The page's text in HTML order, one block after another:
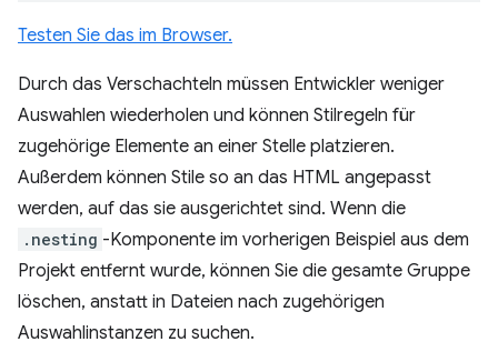
Testen Sie das im Browser.
Durch das Verschachteln müssen Entwickler weniger
Auswahlen wiederholen und können Stilregeln für
zugehörige Elemente an einer Stelle platzieren.
Außerdem können Stile so an das HTML angepasst
werden, auf das sie ausgerichtet sind. Wenn die
.nesting -Komponente im vorherigen Beispiel aus dem
Projekt entfernt wurde, können Sie die gesamte Gruppe
löschen, anstatt in Dateien nach zugehörigen
Auswahlinstanzen zu suchen.